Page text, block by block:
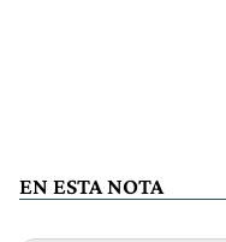
EN ESTA NOTA